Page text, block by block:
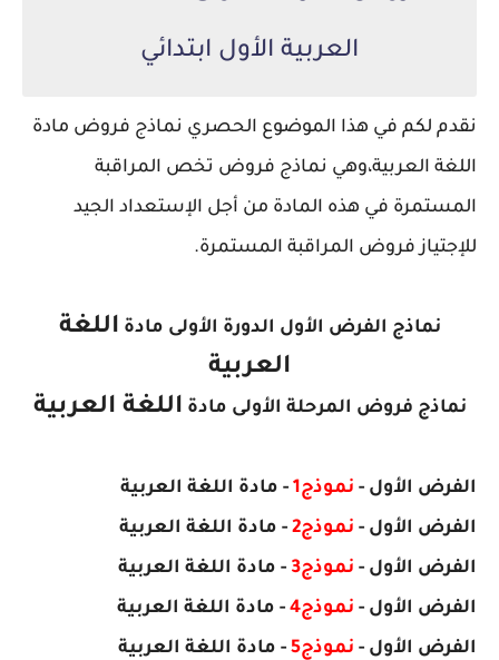
العربية الأول ابتدائي
نقدم لكم في هذا الموضوع الحصري نماذج فروض مادة
اللغة العربية،وهي نماذج فروض تخص المراقبة
المستمرة في هذه المادة من أجل الإستعداد الجيد
للإجتياز فروض المراقبة المستمرة.
نماذج الفرض الأول الدورة الأولى مادة اللغة
العربية
نماذج فروض المرحلة الأولى مادة اللغة العربية
الفرض الأول - نموذج1
- مادة اللغة العربية
الفرض الأول - نموذج2 - مادة اللغة العربية
الفرض الأول - نموذج3 - مادة اللغة العربية
الفرض الأول - نموذج4 - مادة اللغة العربية
الفرض الأول - نموذج5 - مادة اللغة العربية